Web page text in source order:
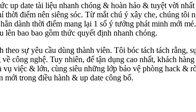
up date tài liệu nhanh chóng & hoàn hảo & tuyệt vời
điểm nên siêng sóc. Từ mắt chú ý xây che, chúng tôi
dành thời điểm mang lại 1 số ý tưởng phát minh mới
bao bao gồm thức quyết định nhanh chóng.
sự yêu cầu dùng thành viên. Tôi bóc tách tách rằng,
công nghệ. Tuy nhiên, để tận dụng cao nhất, khách
việc & lớn, cùng siêu những lớp bảo vệ phòng hack &
mới trong điều hành & up date công bố.